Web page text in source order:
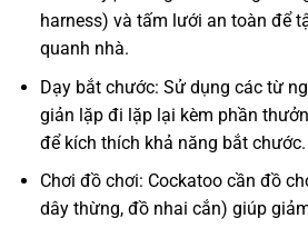
harness) và tấm lưới an toàn để
quanh nhà.
Dạy bắt chước: Sử dụng các từ
giản lặp đi lặp lại kèm phần
để kích thích khả năng bắt chước.
Chơi đồ chơi: Cockatoo cần đồ
dây thừng, đồ nhai cắn) giúp